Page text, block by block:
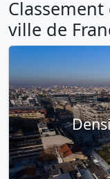
ville de